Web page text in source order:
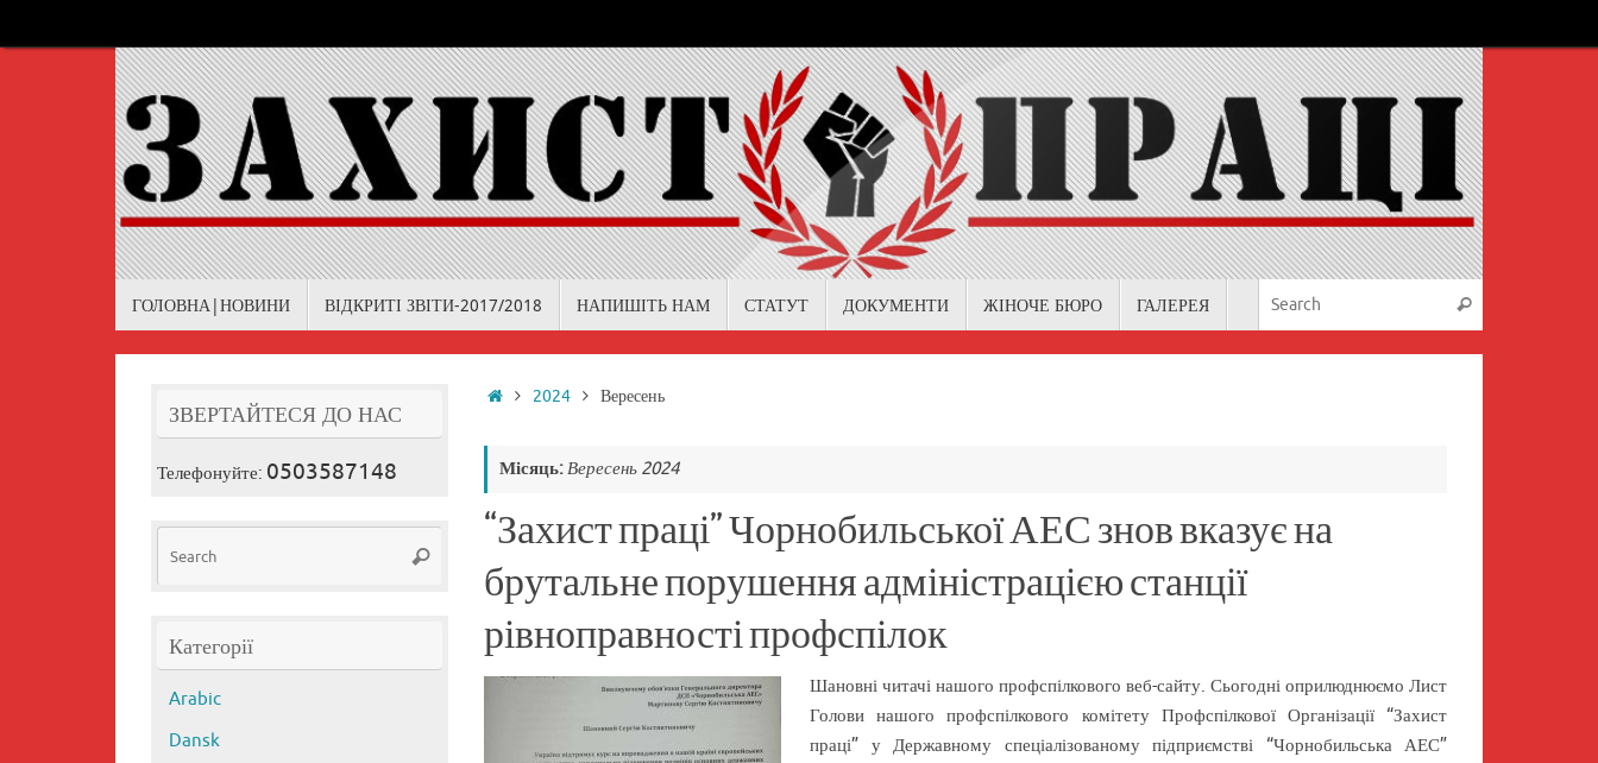
to
ГОЛОВНА|НОВИНИ ВІДКРИТІ ЗВІТИ-2017/2018 НАПИШІТЬ НАМ СТАТУТ ДОКУМЕНТИ ЖІНОЧЕ БЮРО ГАЛЕРЕЯ Search
Home2024 Вересень
Місяць:Вересень 2024
“Захист праці” Чорнобильської АЕС знов вказує на
брутальне порушення адміністрацією станції
рівноправності профспілок
Шановні читачі нашого профспілкового веб-сайту. Сьогодні оприлюднюємо Лист
Голови нашого профспілкового комітету Профспілкової Організації “Захист
праці” у Державному спеціалізованому підприємстві “Чорнобильська АЕС”
ЗВЕРТАЙТЕСЯ ДО НАС
Телефонуйте: 0503587148
Search
Категорії
Arabic
Dansk